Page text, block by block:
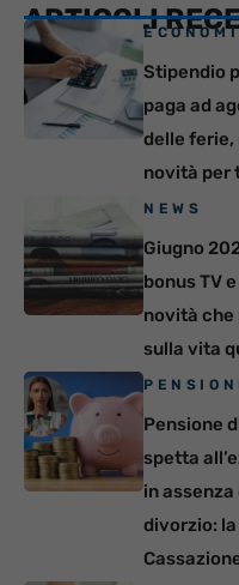
ARTICOLI
Stipendio
paga ad
delle ferie,
novità per
NEWS
Giugno
bonus TV
novità che
sulla vita
Pensione
spetta
in assenza
divorzio: